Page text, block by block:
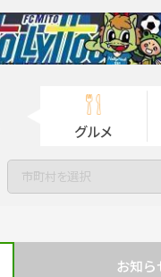
グルメ
市町村を選択
お知ら